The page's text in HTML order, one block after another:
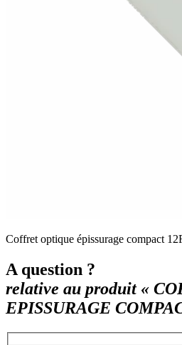
Coffret optique épissurage compact
A question ?
relative au produit «
EPISSURAGE